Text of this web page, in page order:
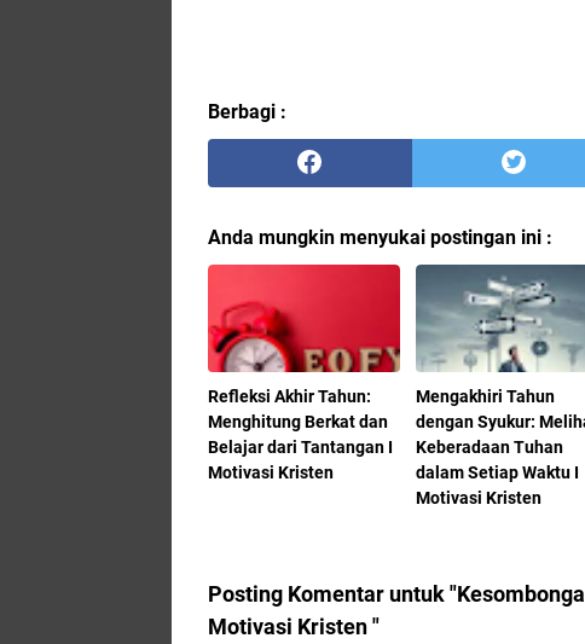
Berbagi :
Anda mungkin menyukai postingan ini :
Refleksi Akhir Tahun:
Menghitung Berkat dan
Belajar dari Tantangan I
Motivasi Kristen
Mengakhiri Tahun
dengan Syukur:
Keberadaan Tuhan
dalam Setiap Waktu I
Motivasi Kristen
Posting Komentar untuk
Motivasi Kristen "